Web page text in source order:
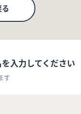
入力してください
す